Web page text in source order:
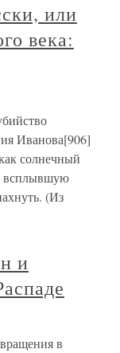
или
века:
Иванова[906]
солнечный
всплывшую
(Из
и
в